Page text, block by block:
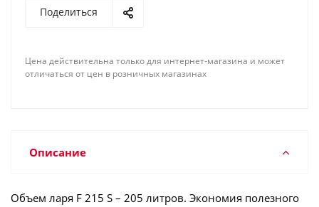
Поделиться
Цена действительна только для интернет-магазина и может
отличаться от цен в розничных магазинах
Описание
Объем ларя F 215 S – 205 литров. Экономия полезного